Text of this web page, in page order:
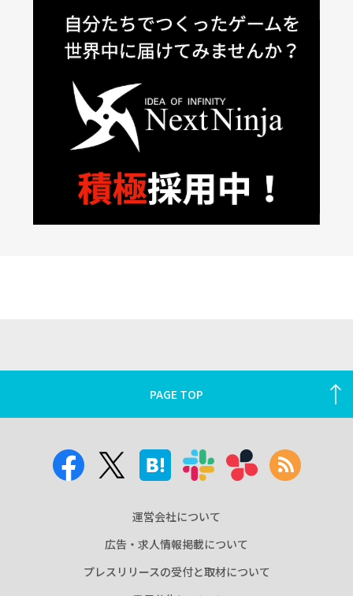
PAGE TOP
運営会社について
広告・求人情報掲載について
プレスリリースの受付と取材について